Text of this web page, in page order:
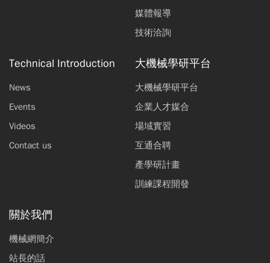
媒體報導
技術洽詢
Technical Introduction
News
Events
Videos
Contact us
大機械學研平台
大機械學研平台
企業人才媒合
場域實習
互通合聘
產學研計畫
訓練課程開發
關於我們
機械網簡介
站長的話